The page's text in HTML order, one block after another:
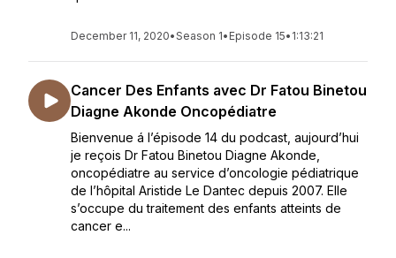
December 11, 2020•Season 1• Episode 15• 1:13:21
Cancer Des Enfants avec Dr Fatou Binetou
Diagne Akonde Oncopédiatre
Bienvenue á l’épisode 14 du podcast, aujourd’hui
je reçois Dr Fatou Binetou Diagne Akonde,
oncopédiatre au service d’oncologie pédiatrique
de l’hôpital Aristide Le Dantec depuis 2007. Elle
s’occupe du traitement des enfants atteints de
cancer e...